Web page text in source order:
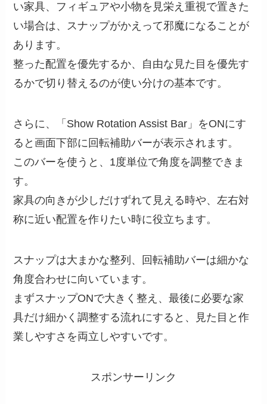
い家具、フィギュアや小物を見栄え重視で置きた
い場合は、スナップがかえって邪魔になることが
あります。
整った配置を優先するか、自由な見た目を優先す
るかで切り替えるのが使い分けの基本です。
さらに、「Show Rotation Assist Bar」をONにす
ると画面下部に回転補助バーが表示されます。
このバーを使うと、1度単位で角度を調整できま
す。
家具の向きが少しだけずれて見える時や、左右対
称に近い配置を作りたい時に役立ちます。
スナップは大まかな整列、回転補助バーは細かな
角度合わせに向いています。
まずスナップONで大きく整え、最後に必要な家
具だけ細かく調整する流れにすると、見た目と作
業しやすさを両立しやすいです。
スポンサーリンク